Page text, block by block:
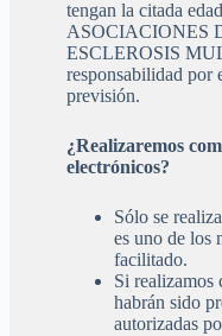
tengan la citada
ASOCIACIONES
ESCLEROSIS
responsabilidad por
previsión.
¿Realizaremos
electrónicos?
Sólo se
es uno de los
facilitado.
Si realizamos
habrán sido
autorizadas